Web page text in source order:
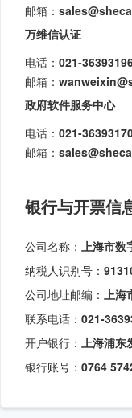
邮箱：
万维信认证
电话： 021-
邮箱：
政府软件服务中心
电话： 021-
邮箱：
银行与开票信
公司名称： 上海市数
纳税人识别号：
公司地址邮编： 上海
联系电话： 021-
开户银行： 上海浦东
银行账号： 0764